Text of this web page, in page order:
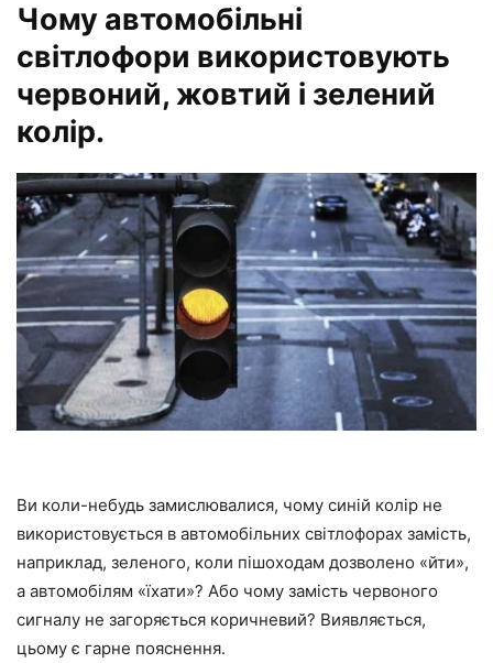
Чому автомобільні
світлофори використовують
червоний, жовтий і зелений
колір.
Ви коли-небудь замислювалися, чому синій колір не
використовується в автомобільних світлофорах замість,
наприклад, зеленого, коли пішоходам дозволено «йти»,
а автомобілям «їхати»? Або чому замість червоного
сигналу не загоряється коричневий? Виявляється,
цьому є гарне пояснення.